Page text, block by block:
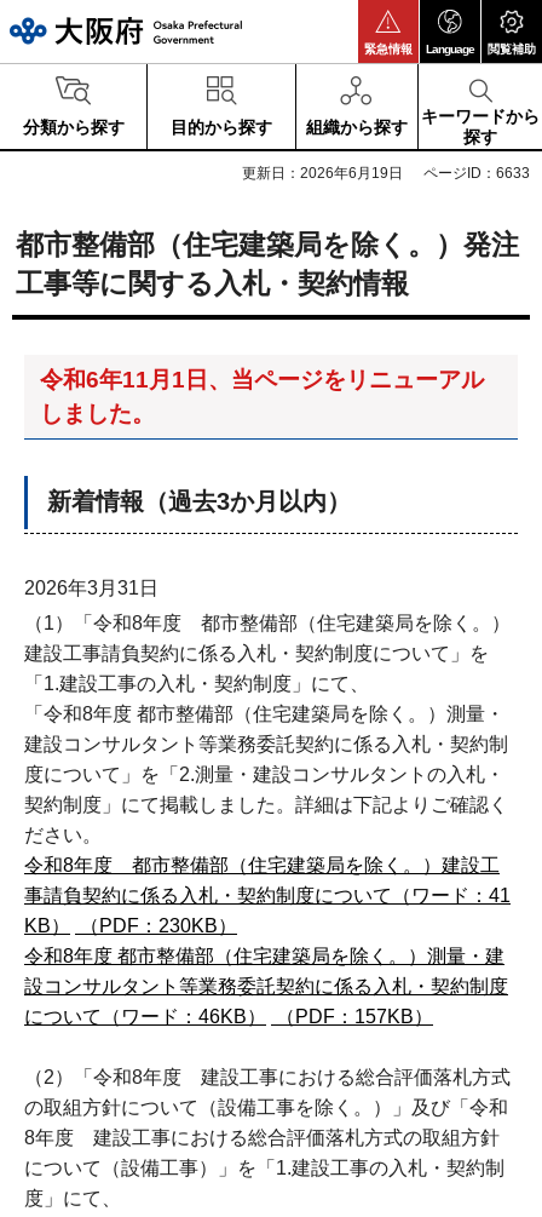
緊急情報 Language 閲覧補助
分類から探す 目的から探す 組織から探す
キーワードから
探す
更新日：2026年6月19日 ページID：6633
都市整備部（住宅建築局を除く。）発注
工事等に関する入札・契約情報
令和6年11月1日、当ページをリニューアル
しました。
新着情報（過去3か月以内）
2026年3月31日
（1）「令和8年度 都市整備部（住宅建築局を除く。）
建設工事請負契約に係る入札・契約制度について」を
「1.建設工事の入札・契約制度」にて、
「令和8年度 都市整備部（住宅建築局を除く。）測量・
建設コンサルタント等業務委託契約に係る入札・契約制
度について」を「2.測量・建設コンサルタントの入札・
契約制度」にて掲載しました。詳細は下記よりご確認く
ださい。
令和8年度 都市整備部（住宅建築局を除く。）建設工
事請負契約に係る入札・契約制度について（ワード：41
KB）
（PDF：230KB）
令和8年度 都市整備部（住宅建築局を除く。）測量・建
設コンサルタント等業務委託契約に係る入札・契約制度
について（ワード：46KB）
（PDF：157KB）
（2）「令和8年度 建設工事における総合評価落札方式
の取組方針について（設備工事を除く。）」及び「令和
8年度 建設工事における総合評価落札方式の取組方針
について（設備工事）」を「1.建設工事の入札・契約制
度」にて、